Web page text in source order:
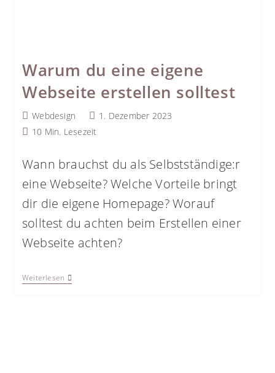
Warum du eine eigene
Webseite erstellen solltest
Beitrags-
Kategorie:
Webdesign
Beitrag
veröffentlicht:
1. Dezember 2023
Lesedauer:
10 Min. Lesezeit
Wann brauchst du als Selbstständige:r
eine Webseite? Welche Vorteile bringt
dir die eigene Homepage? Worauf
solltest du achten beim Erstellen einer
Webseite achten?
Weiterlesen Warum
Du